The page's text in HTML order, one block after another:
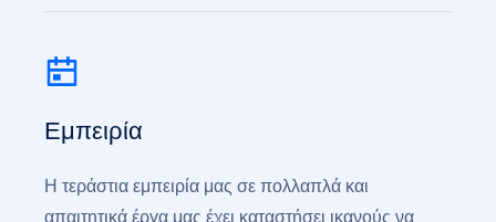
Εμπειρία
Η τεράστια εμπειρία μας σε πολλαπλά και
απαιτητικά έργα μας έχει καταστήσει ικανούς να